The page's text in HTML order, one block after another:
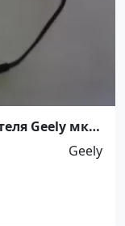
Geely мк,
Краснодар -
Geely